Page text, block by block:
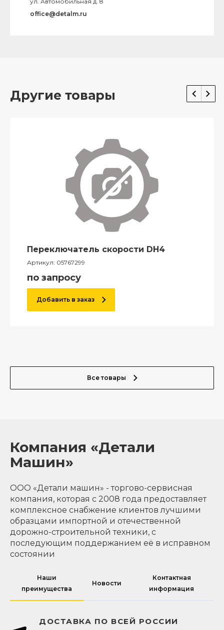
office@detalm.ru
Другие товары
Переключатель скорости DH4
Артикул: 05767299
по запросу
Добавить в заказ
Все товары
Компания «Детали
Машин»
ООО «Детали машин» - торгово-сервисная
компания, которая с 2008 года предоставляет
комплексное снабжение клиентов лучшими
образцами импортной и отечественной
дорожно-строительной техники, с
последующим поддержанием её в исправном
состоянии
Наши
преимущества
Новости
Контактная
информация
ДОСТАВКА ПО ВСЕЙ РОССИИ